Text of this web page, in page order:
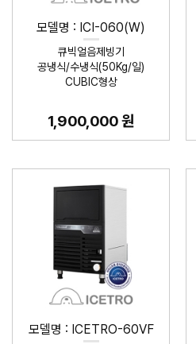
모델명 : ICI-060(W)
큐빅얼음제빙기
공냉식/수냉식(50Kg/일)
CUBIC형상
1,900,000 원
모델명 : ICETRO-60VF